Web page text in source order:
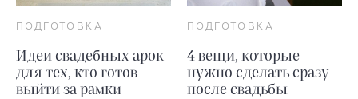
ПОДГОТОВКА
Идеи свадебных арок
для тех, кто готов
выйти за рамки
ПОДГОТОВКА
4 вещи, которые
нужно сделать сразу
после свадьбы